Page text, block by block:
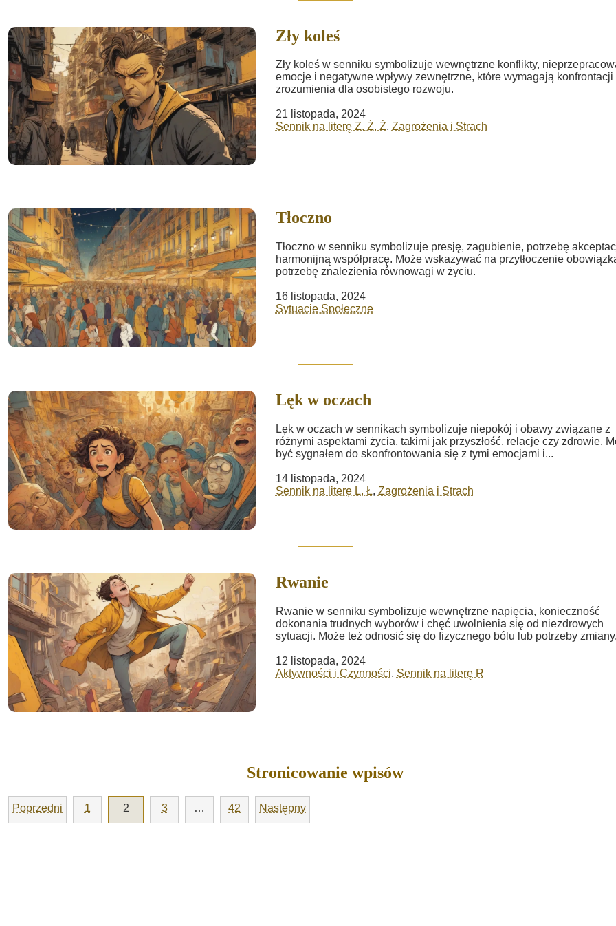
Zły koleś
Zły koleś w senniku symbolizuje wewnętrzne konflikty,
emocje i negatywne wpływy zewnętrzne, które wymagają konfrontacji
zrozumienia dla osobistego rozwoju.
21 listopada, 2024
Sennik na literę Z, Ź, Ż, Zagrożenia i Strach
Tłoczno
Tłoczno w senniku symbolizuje presję, zagubienie, potrzebę
harmonijną współpracę. Może wskazywać na przytłoczenie
potrzebę znalezienia równowagi w życiu.
16 listopada, 2024
Sytuacje Społeczne
Lęk w oczach
Lęk w oczach w sennikach symbolizuje niepokój i obawy związane z
różnymi aspektami życia, takimi jak przyszłość, relacje czy zdrowie.
być sygnałem do skonfrontowania się z tymi emocjami i...
14 listopada, 2024
Sennik na literę L, Ł, Zagrożenia i Strach
Rwanie
Rwanie w senniku symbolizuje wewnętrzne napięcia, konieczność
dokonania trudnych wyborów i chęć uwolnienia się od niezdrowych
sytuacji. Może też odnosić się do fizycznego bólu lub potrzeby
12 listopada, 2024
Aktywności i Czynności, Sennik na literę R
Stronicowanie wpisów
Poprzedni 1 2 3 … 42 Następny